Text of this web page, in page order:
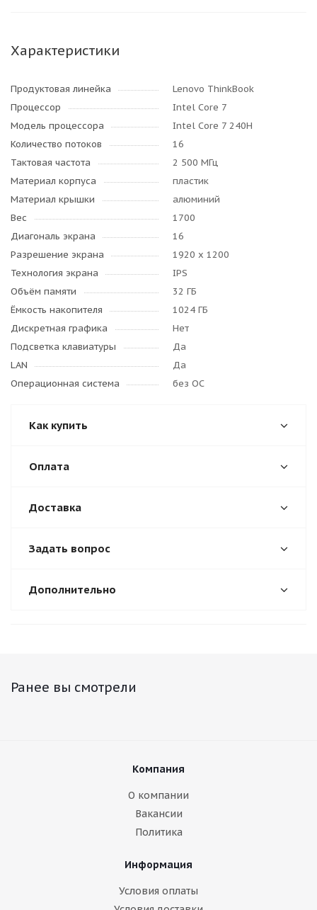
Характеристики
Продуктовая линейка
Lenovo ThinkBook
Процессор
Intel Core 7
Модель процессора
Intel Core 7 240H
Количество потоков
16
Тактовая частота
2 500 МГц
Материал корпуса
пластик
Материал крышки
алюминий
Вес
1700
Диагональ экрана
16
Разрешение экрана
1920 x 1200
Технология экрана
IPS
Объём памяти
32 ГБ
Ёмкость накопителя
1024 ГБ
Дискретная графика
Нет
Подсветка клавиатуры
Да
LAN
Да
Операционная система
без ОС
Как купить
Оплата
Доставка
Задать вопрос
Дополнительно
Ранее вы смотрели
Компания
О компании
Вакансии
Политика
Информация
Условия оплаты